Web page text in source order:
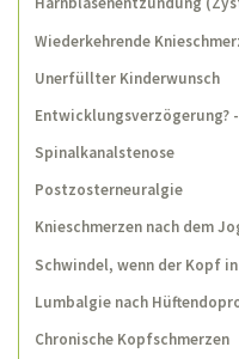
Wiederkehrende
Unerfüllter Kinderwunsch
Entwicklungsverzögerung?
Spinalkanalstenose
Postzosterneuralgie
Knieschmerzen nach dem
Schwindel, wenn der Kopf
Lumbalgie nach
Chronische Kopfschmerzen